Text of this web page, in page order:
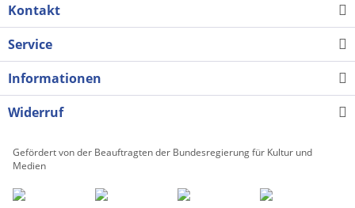
Kontakt
Service
Informationen
Widerruf
Gefördert von der Beauftragten der Bundesregierung für Kultur und
Medien